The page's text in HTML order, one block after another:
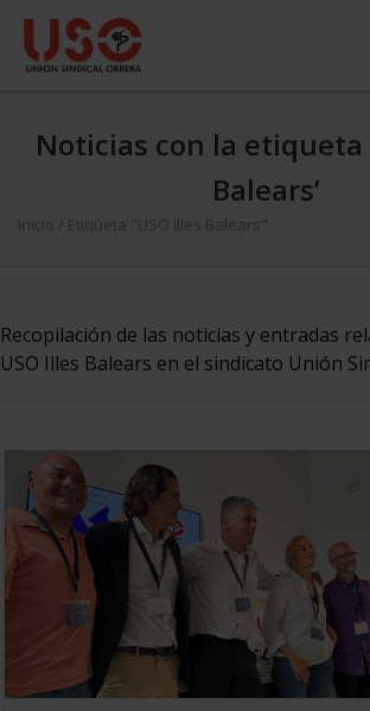
Noticias con la etiqueta
Balears’
Inicio Etiqueta "USO Illes Balears"
Recopilación de las noticias y entradas
USO Illes Balears en el sindicato Unión